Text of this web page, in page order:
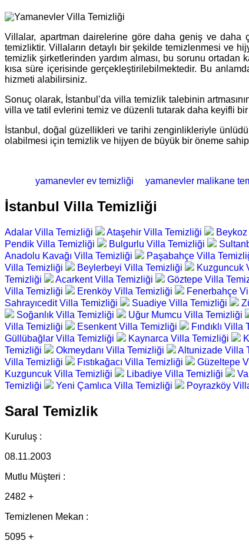
Villalar, apartman dairelerine göre daha geniş ve daha
temizliktir. Villaların detaylı bir şekilde temizlenmesi ve
temizlik şirketlerinden yardım alması, bu sorunu ortadan
kısa süre içerisinde gerçekleştirilebilmektedir. Bu
hizmeti alabilirsiniz.
Sonuç olarak, İstanbul’da villa temizlik talebinin
villa ve tatil evlerini temiz ve düzenli tutarak daha keyifli
İstanbul, doğal güzellikleri ve tarihi zenginlikleriyle
olabilmesi için temizlik ve hijyen de büyük bir öneme
yamanevler ev temizliği yamanevler malikane
İstanbul Villa Temizliği
Adalar Villa Temizliği Ataşehir Villa Temizliği
Pendik Villa Temizliği
Bulgurlu Villa Temizliği
Anadolu Kavağı Villa Temizliği
Paşabahçe Villa
Villa Temizliği
Beylerbeyi Villa Temizliği Kuzguncuk
Temizliği
Acarkent Villa Temizliği Göztepe Villa
Villa Temizliği
Erenköy Villa Temizliği Fenerbahçe
Sahrayıcedit Villa Temizliği
Suadiye Villa Temizliği
Soğanlık Villa Temizliği
Uğur Mumcu Villa Temizliği
Villa Temizliği
Esenkent Villa Temizliği Fındıklı Villa
Güllübağlar Villa Temizliği
Kaynarca Villa Temizliği
Temizliği
Okmeydanı Villa Temizliği Altunizade Villa
Villa Temizliği
Fıstıkağacı Villa Temizliği Güzeltepe
Kuzguncuk Villa Temizliği
Libadiye Villa Temizliği
Temizliği
Yeni Çamlıca Villa Temizliği Poyrazköy
Saral Temizlik
Kuruluş :
08.11.2003
Mutlu Müşteri :
2482 +
Temizlenen Mekan :
5095 +